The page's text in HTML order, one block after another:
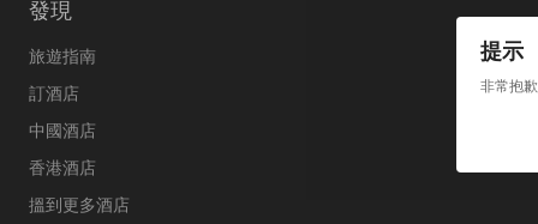
提示
非常抱
發現
旅遊指南
訂酒店
中國酒店
香港酒店
搵到更多酒店